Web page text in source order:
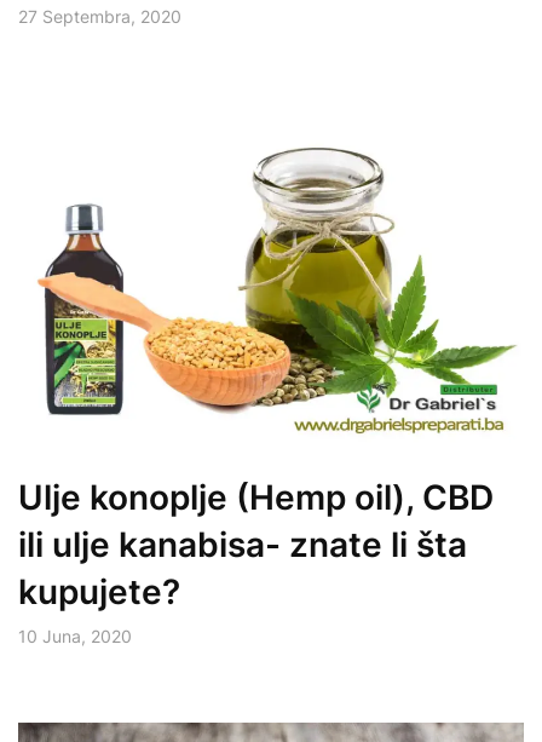
27 Septembra, 2020
Ulje konoplje (Hemp oil), CBD
ili ulje kanabisa- znate li šta
kupujete?
10 Juna, 2020